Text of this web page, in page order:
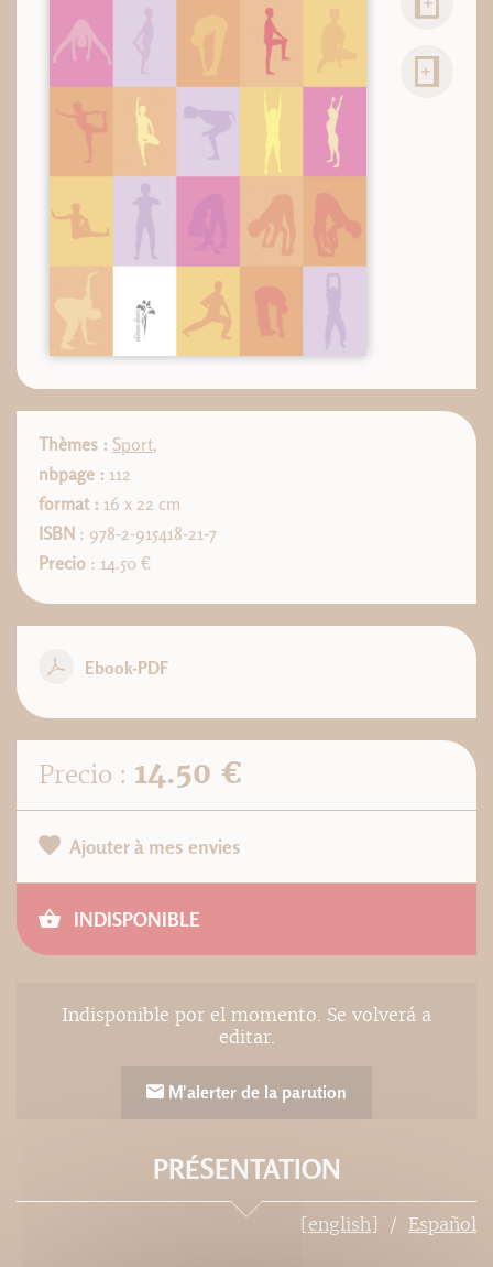
Thèmes : Sport,
nbpage : 112
format : 16 x 22 cm
ISBN : 978-2-915418-21-7
Precio : 14.50 €
Ebook-PDF
Precio : 14.50 €
Ajouter à mes envies
INDISPONIBLE
Indisponible por el momento. Se volverá a
editar.
M'alerter de la parution
PRÉSENTATION
[english] Español